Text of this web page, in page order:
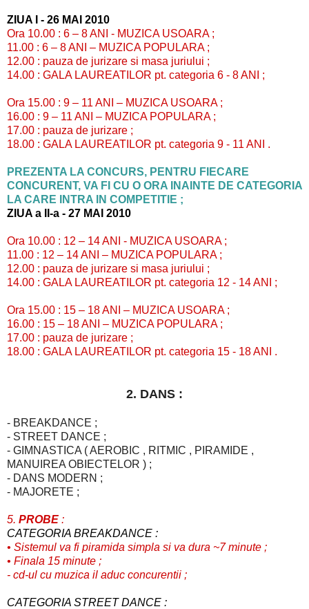
ZIUA I - 26 MAI 2010
Ora 10.00 : 6 – 8 ANI - MUZICA USOARA ;
11.00 : 6 – 8 ANI – MUZICA POPULARA ;
12.00 : pauza de jurizare si masa juriului ;
14.00 : GALA LAUREATILOR pt. categoria 6 - 8 ANI ;
Ora 15.00 : 9 – 11 ANI – MUZICA USOARA ;
16.00 : 9 – 11 ANI – MUZICA POPULARA ;
17.00 : pauza de jurizare ;
18.00 : GALA LAUREATILOR pt. categoria 9 - 11 ANI .
PREZENTA LA CONCURS, PENTRU FIECARE
CONCURENT, VA FI CU O ORA INAINTE DE CATEGORIA
LA CARE INTRA IN COMPETITIE ;
ZIUA a II-a - 27 MAI 2010
Ora 10.00 : 12 – 14 ANI - MUZICA USOARA ;
11.00 : 12 – 14 ANI – MUZICA POPULARA ;
12.00 : pauza de jurizare si masa juriului ;
14.00 : GALA LAUREATILOR pt. categoria 12 - 14 ANI ;
Ora 15.00 : 15 – 18 ANI – MUZICA USOARA ;
16.00 : 15 – 18 ANI – MUZICA POPULARA ;
17.00 : pauza de jurizare ;
18.00 : GALA LAUREATILOR pt. categoria 15 - 18 ANI .
2. DANS :
- BREAKDANCE ;
- STREET DANCE ;
- GIMNASTICA ( AEROBIC , RITMIC , PIRAMIDE ,
MANUIREA OBIECTELOR ) ;
- DANS MODERN ;
- MAJORETE ;
5. PROBE :
CATEGORIA BREAKDANCE :
• Sistemul va fi piramida simpla si va dura ~7 minute ;
• Finala 15 minute ;
- cd-ul cu muzica il aduc concurentii ;
CATEGORIA STREET DANCE :